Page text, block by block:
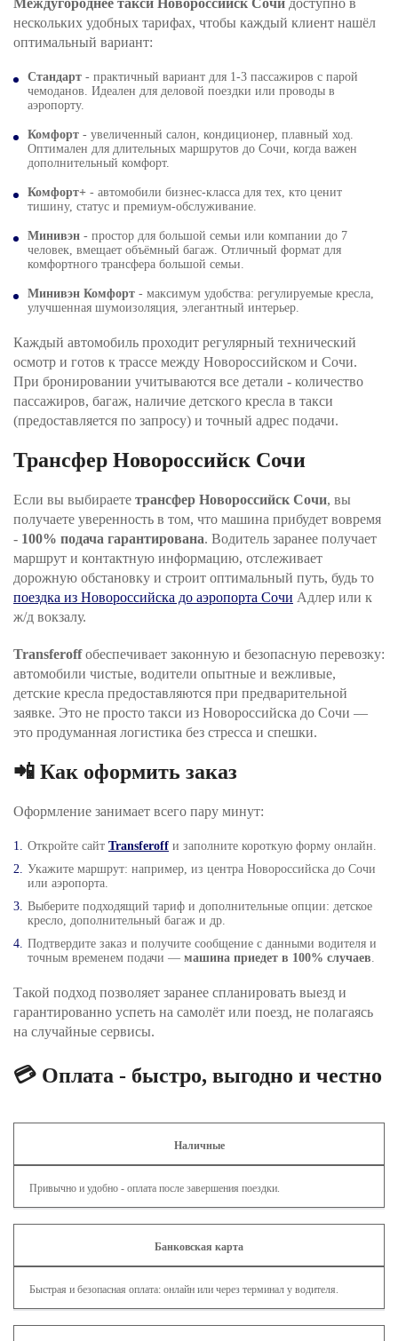
Междугороднее такси Новороссийск Сочи доступно в
нескольких удобных тарифах, чтобы каждый клиент нашёл
оптимальный вариант:
Стандарт - практичный вариант для 1-3 пассажиров с парой
чемоданов. Идеален для деловой поездки или проводы в
аэропорту.
Комфорт - увеличенный салон, кондиционер, плавный ход.
Оптимален для длительных маршрутов до Сочи, когда важен
дополнительный комфорт.
Комфорт+ - автомобили бизнес‑класса для тех, кто ценит
тишину, статус и премиум‑обслуживание.
Минивэн - простор для большой семьи или компании до 7
человек, вмещает объёмный багаж. Отличный формат для
комфортного трансфера большой семьи.
Минивэн Комфорт - максимум удобства: регулируемые кресла,
улучшенная шумоизоляция, элегантный интерьер.
Каждый автомобиль проходит регулярный технический
осмотр и готов к трассе между Новороссийском и Сочи.
При бронировании учитываются все детали - количество
пассажиров, багаж, наличие детского кресла в такси
(предоставляется по запросу) и точный адрес подачи.
Трансфер Новороссийск Сочи
Если вы выбираете трансфер Новороссийск Сочи, вы
получаете уверенность в том, что машина прибудет вовремя
- 100% подача гарантирована. Водитель заранее получает
маршрут и контактную информацию, отслеживает
дорожную обстановку и строит оптимальный путь, будь то
поездка из Новороссийска до аэропорта Сочи Адлер или к
ж/д вокзалу.
Transferoffобеспечивает законную и безопасную перевозку:
автомобили чистые, водители опытные и вежливые,
детские кресла предоставляются при предварительной
заявке. Это не просто такси из Новороссийска до Сочи —
это продуманная логистика без стресса и спешки.
📲 Как оформить заказ
Оформление занимает всего пару минут:
Откройте сайт Transferoff и заполните короткую форму онлайн.
Укажите маршрут: например, из центра Новороссийска до Сочи
или аэропорта.
Выберите подходящий тариф и дополнительные опции: детское
кресло, дополнительный багаж и др.
Подтвердите заказ и получите сообщение с данными водителя и
точным временем подачи — машина приедет в 100% случаев.
Такой подход позволяет заранее спланировать выезд и
гарантированно успеть на самолёт или поезд, не полагаясь
на случайные сервисы.
💳 Оплата - быстро, выгодно и честно
Наличные
Привычно и удобно - оплата после завершения поездки.
Банковская карта
Быстрая и безопасная оплата: онлайн или через терминал у водителя.